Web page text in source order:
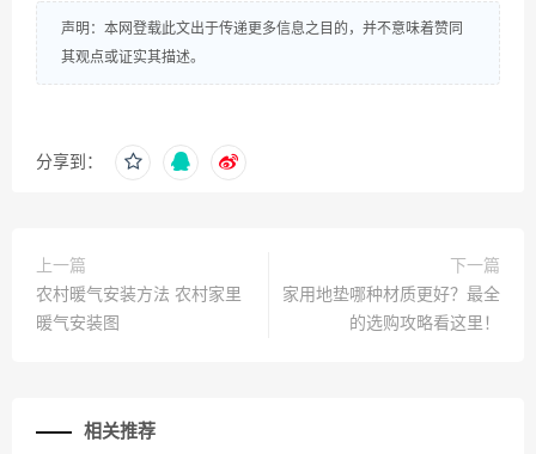
声明：本网登载此文出于传递更多信息之目的，并不意味着赞同
其观点或证实其描述。
分享到：
上一篇
农村暖气安装方法 农村家里
暖气安装图
下一篇
家用地垫哪种材质更好？最全
的选购攻略看这里！
相关推荐